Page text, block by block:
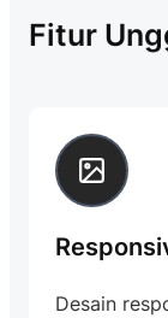
Fitur
Desain